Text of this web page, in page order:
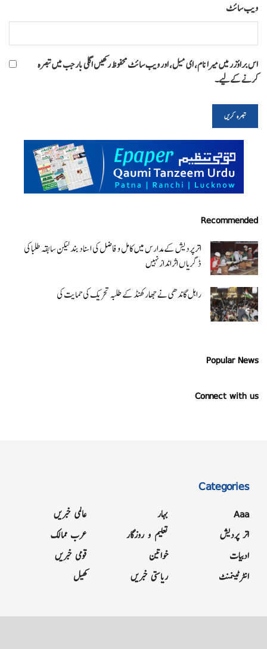
ویب‌ سائٹ
اس براؤزر میں میرا نام، ای میل، اور ویب سائٹ محفوظ رکھیں اگلی بار جب میں تبصرہ
کرنے کےلیے۔
Recommended
اتر پردیش کےمدارس میں کامل و فاضل کی اسناد بند لیکن سابقہ طلبا کی
ڈگریا ں اثرانداز نہیں
راہل گاندھی نے جھارکھنڈ کے طلبہ تحریک کی حمایت کی
Popular News
Connect with us
Categories
Aaa
اتر پردیش
ادبیات
انٹرٹینمنٹ
بہار
تعلیم و روزگار
خواتین
ریاستی خبریں
عالمی خبریں
عرب ممالک
قومی خبریں
کھیل